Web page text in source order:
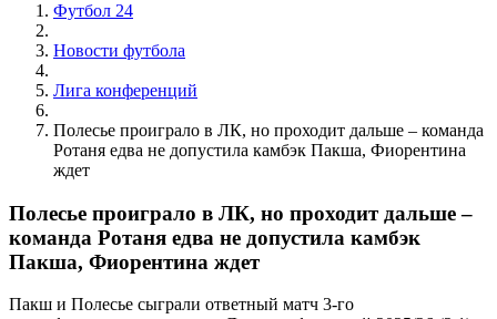
Футбол 24
Новости футбола
Лига конференций
Полесье проиграло в ЛК, но проходит дальше – команда
Ротаня едва не допустила камбэк Пакша, Фиорентина
ждет
Полесье проиграло в ЛК, но проходит дальше –
команда Ротаня едва не допустила камбэк
Пакша, Фиорентина ждет
Пакш и Полесье сыграли ответный матч 3-го